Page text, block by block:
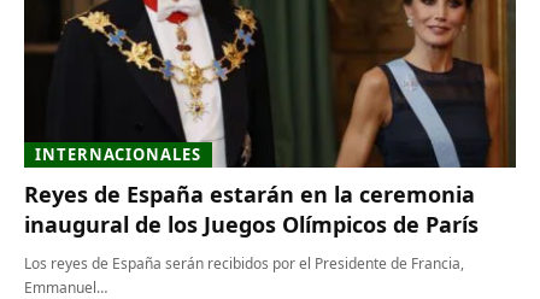
INTERNACIONALES
Reyes de España estarán en la ceremonia
inaugural de los Juegos Olímpicos de París
Los reyes de España serán recibidos por el Presidente de Francia,
Emmanuel…